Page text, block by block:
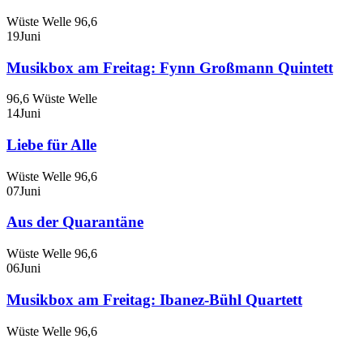
Wüste Welle 96,6
19Juni
Musikbox am Freitag: Fynn Großmann Quintett
96,6 Wüste Welle
14Juni
Liebe für Alle
Wüste Welle 96,6
07Juni
Aus der Quarantäne
Wüste Welle 96,6
06Juni
Musikbox am Freitag: Ibanez-Bühl Quartett
Wüste Welle 96,6